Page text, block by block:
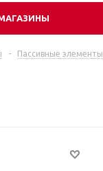
- Пассивные элементы